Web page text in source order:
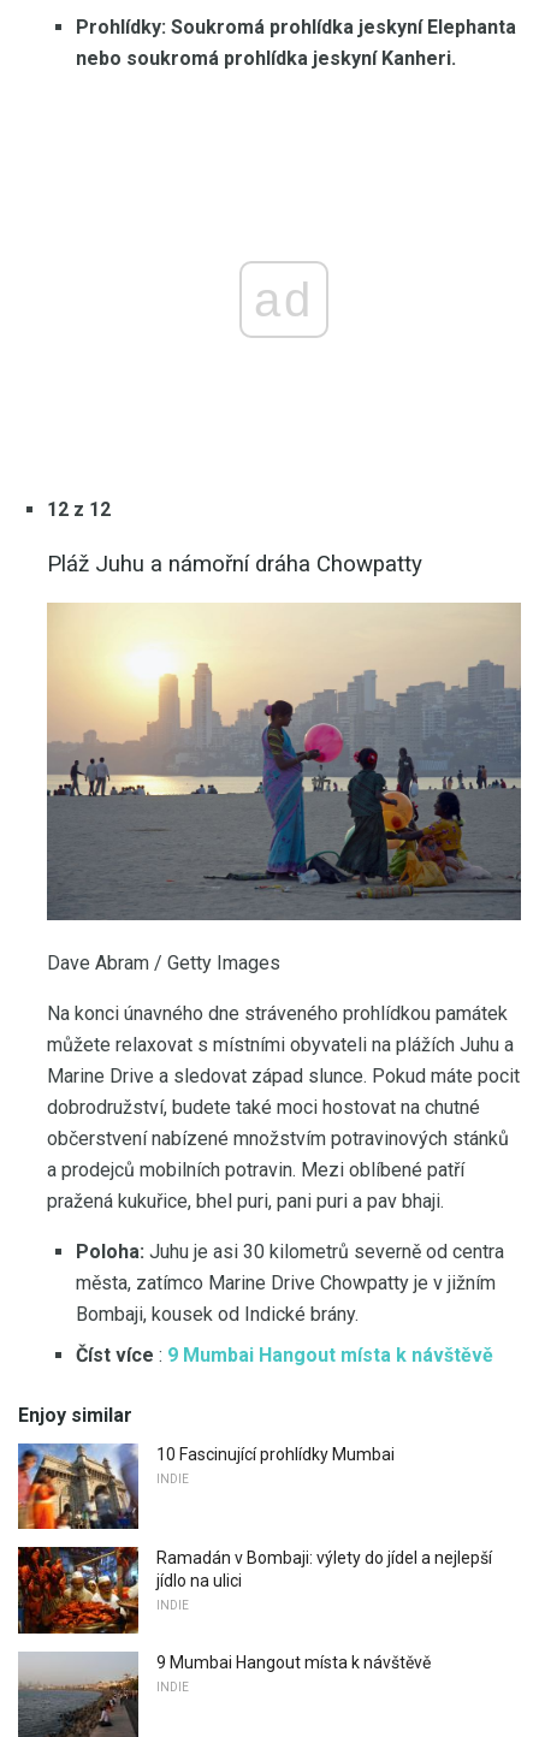
Prohlídky: Soukromá prohlídka jeskyní Elephanta
nebo soukromá prohlídka jeskyní Kanheri.
ad
12 z 12
Pláž Juhu a námořní dráha Chowpatty
Dave Abram / Getty Images
Na konci únavného dne stráveného prohlídkou památek
můžete relaxovat s místními obyvateli na plážích Juhu a
Marine Drive a sledovat západ slunce. Pokud máte pocit
dobrodružství, budete také moci hostovat na chutné
občerstvení nabízené množstvím potravinových stánků
a prodejců mobilních potravin. Mezi oblíbené patří
pražená kukuřice, bhel puri, pani puri a pav bhaji.
Poloha: Juhu je asi 30 kilometrů severně od centra
města, zatímco Marine Drive Chowpatty je v jižním
Bombaji, kousek od Indické brány.
Číst více : 9 Mumbai Hangout místa k návštěvě
Enjoy similar
10 Fascinující prohlídky Mumbai
INDIE
Ramadán v Bombaji: výlety do jídel a nejlepší
jídlo na ulici
INDIE
9 Mumbai Hangout místa k návštěvě
INDIE